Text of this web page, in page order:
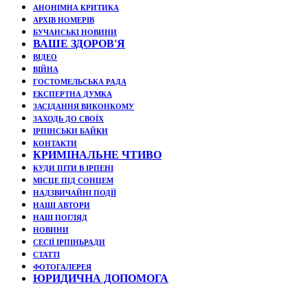
АНОНІМНА КРИТИКА
АРХІВ НОМЕРІВ
БУЧАНСЬКІ НОВИНИ
ВАШЕ ЗДОРОВ'Я
ВІДЕО
ВІЙНА
ГОСТОМЕЛЬСЬКА РАДА
ЕКСПЕРТНА ДУМКА
ЗАСІДАННЯ ВИКОНКОМУ
ЗАХОДЬ ДО СВОЇХ
ІРПІНСЬКИ БАЙКИ
КОНТАКТИ
КРИМІНАЛЬНЕ ЧТИВО
КУДИ ПІТИ В ІРПЕНІ
МІСЦЕ ПІД СОНЦЕМ
НАДЗВИЧАЙНІ ПОДЇЇ
НАШІ АВТОРИ
НАШ ПОГЛЯД
НОВИНИ
СЕСІЇ ІРПІНЬРАДИ
СТАТТІ
ФОТОГАЛЕРЕЯ
ЮРИДИЧНА ДОПОМОГА